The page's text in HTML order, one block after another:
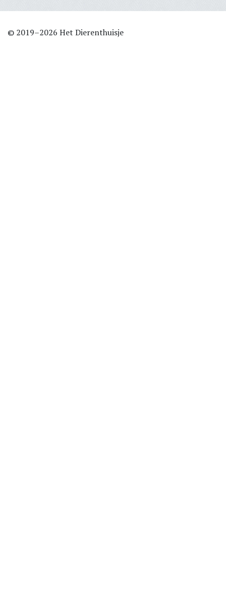
© 2019–2026 Het Dierenthuisje